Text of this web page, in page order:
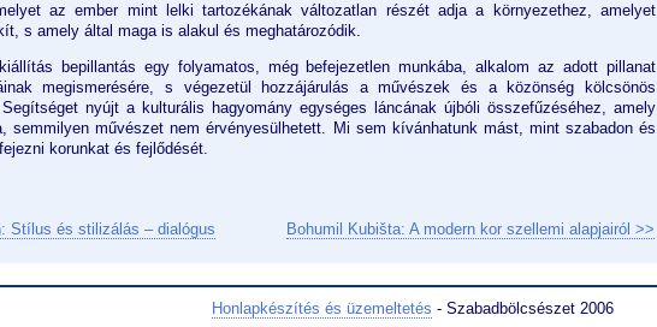
az ember mint lelki tartozékának változatlan részét adja a környezethez, amelyet
s amely által maga is alakul és meghatározódik.
bepillantás egy folyamatos, még befejezetlen munkába, alkalom az adott pillanat
megismerésére, s végezetül hozzájárulás a művészek és a közönség kölcsönös
Segítséget nyújt a kulturális hagyomány egységes láncának újbóli összefűzéséhez, amely
semmilyen művészet nem érvényesülhetett. Mi sem kívánhatunk mást, mint szabadon és
korunkat és fejlődését.
Stílus és stilizálás – dialógus Bohumil Kubišta: A modern kor szellemi alapjairól >>
Honlapkészítés és üzemeltetés - Szabadbölcsészet 2006